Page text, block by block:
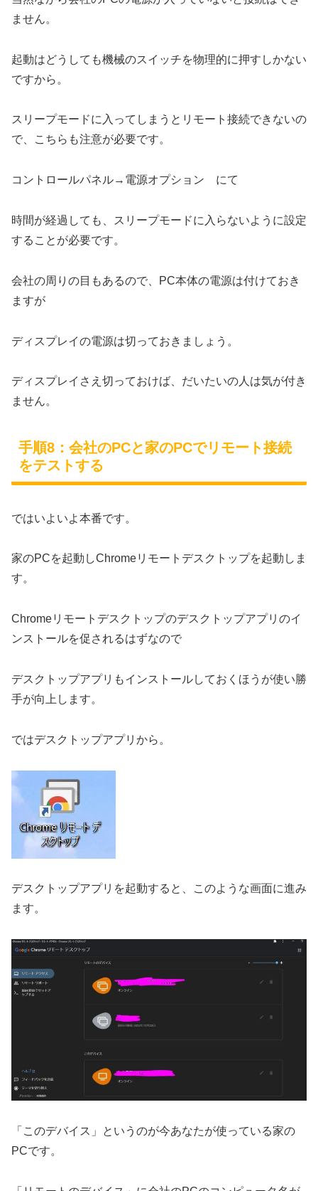
ません。
起動はどうしても機械のスイッチを物理的に押すしかない
ですから。
スリープモードに入ってしまうとリモート接続できないの
で、こちらも注意が必要です。
コントロールパネル→電源オプション にて
時間が経過しても、スリープモードに入らないように設定
することが必要です。
会社の周りの目もあるので、PC本体の電源は付けておき
ますが
ディスプレイの電源は切っておきましょう。
ディスプレイさえ切っておけば、だいたいの人は気が付き
ません。
手順8：会社のPCと家のPCでリモート接続
をテストする
ではいよいよ本番です。
家のPCを起動しChromeリモートデスクトップを起動しま
す。
Chromeリモートデスクトップのデスクトップアプリのイ
ンストールを促されるはずなので
デスクトップアプリもインストールしておくほうが使い勝
手が向上します。
ではデスクトップアプリから。
デスクトップアプリを起動すると、このような画面に進み
ます。
「このデバイス」というのが今あなたが使っている家の
PCです。